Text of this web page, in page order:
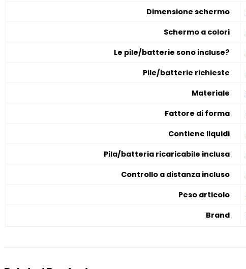
Dimensione schermo
Schermo a colori
Le pile/batterie sono incluse?
Pile/batterie richieste
Materiale
Fattore di forma
Contiene liquidi
Pila/batteria ricaricabile inclusa
Controllo a distanza incluso
Peso articolo
Brand